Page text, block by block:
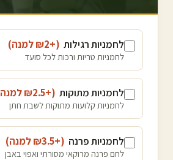
לחמניות רגילות (+₪
2 למנה)
לחמניות טריות ורכות לכל סועד
לחמניות מתוקות (+₪
2.5 למנה
לחמניות קלועות מתוקות לשבת חתן
לחמניות פרנה (+₪
3.5 למנה)
לחם פרנה מרוקאי מסורתי ואפוי באבן